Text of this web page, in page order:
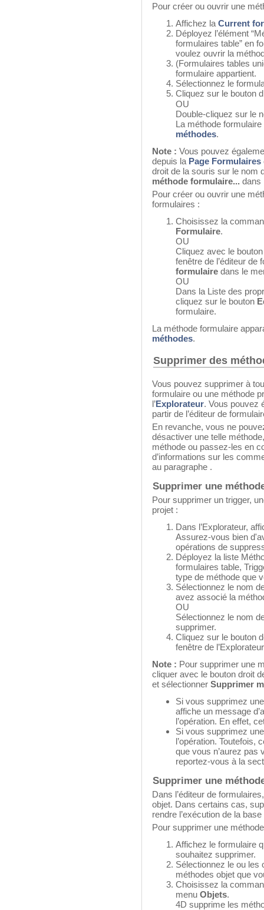
Pour créer ou ouvrir une
Affichez laCurrent
Déployez l’élément
formulaires table” en
voulez ouvrir la
(Formulaires tables
formulaire appartient.
Sélectionnez le
Cliquez sur le bouton
OU
Double-cliquez sur le
La méthode
méthodes.
Note : Vous pouvez
depuis la Page Formulaires
droit de la souris sur le nom
méthode formulaire... dans
Pour créer ou ouvrir une
formulaires :
Choisissez la
Formulaire.
OU
Cliquez avec le
fenêtre de l’éditeur
formulaire dans le
OU
Dans la Liste des
cliquez sur le bouton
formulaire.
La méthode formulaire
méthodes.
Supprimer des
Vous pouvez supprimer à
formulaire ou une méthode
l’Explorateur. Vous pouvez
partir de l’éditeur de
En revanche, vous ne
désactiver une telle
méthode ou passez-les en
d’informations sur les
au paragraphe .
Supprimer une
Pour supprimer un trigger,
projet :
Dans l’Explorateur,
Assurez-vous bien
opérations de
Déployez la liste
formulaires table,
type de méthode que
Sélectionnez le nom
avez associé la
OU
Sélectionnez le nom
supprimer.
Cliquez sur le bouton
fenêtre de
Note : Pour supprimer une
cliquer avec le bouton droit
et sélectionner Supprimer
Si vous supprimez
affiche un message
l’opération. En effet,
Si vous supprimez
l’opération. Toutefois,
que vous n’aurez pas
reportez-vous à la
Supprimer une
Dans l’éditeur de
objet. Dans certains cas,
rendre l’exécution de la
Pour supprimer une
Affichez le formulaire
souhaitez supprimer.
Sélectionnez le ou les
méthodes objet que
Choisissez la
menu Objets.
4D supprime les